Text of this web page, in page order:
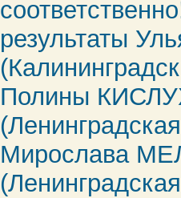
результаты
Полины
Мирослава